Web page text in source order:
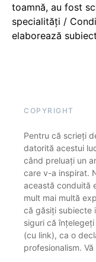
toamnă, au fost
specialități /
elaborează
COPYRIGHT
Pentru că scrieți
datorită acestui
când preluați un
care v-a inspirat.
această conduită
mult mai multă
că găsiți subiecte
siguri că
(cu link), ca o
profesionalism.